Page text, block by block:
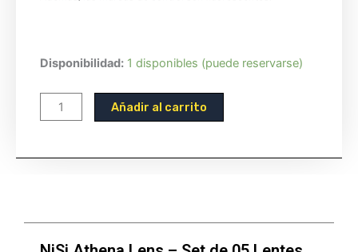
Disponibilidad: 1 disponibles (puede reservarse)
NiSi
Lens
-
de
Añadir al carrito